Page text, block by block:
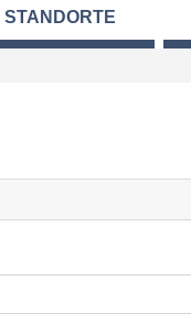
STANDORTE